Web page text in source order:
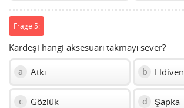
Frage 5:
Kardeşi hangi aksesuarı takmayı sever?
a Atkı b Eldiven
c Gözlük d Şapka